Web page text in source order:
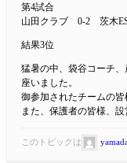
第4試合
山田クラブ 0-2 茨木
結果3位
猛暑の中、袋谷コーチ
座いました。
御参加されたチームの皆
また、保護者の皆様、
このトピックは